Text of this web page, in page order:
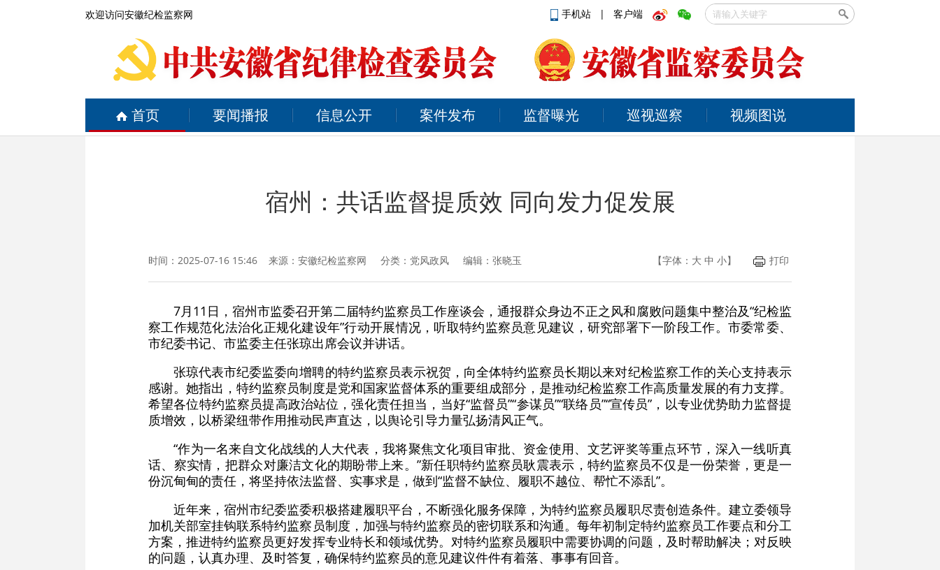
欢迎访问安徽纪检监察网 手机站 | 客户端
首页 要闻播报 信息公开 案件发布 监督曝光 巡视巡察 视频图说
宿州：共话监督提质效 同向发力促发展
时间：2025-07-16 15:46 来源： 安徽纪检监察网 分类：党风政风 编辑：张晓玉 【字体： 大 中 小】 打印
7月11日，宿州市监委召开第二届特约监察员工作座谈会，通报群众身边不正之风和腐败问题集中整治及“纪检监
察工作规范化法治化正规化建设年”行动开展情况，听取特约监察员意见建议，研究部署下一阶段工作。市委常委、
市纪委书记、市监委主任张琼出席会议并讲话。
张琼代表市纪委监委向增聘的特约监察员表示祝贺，向全体特约监察员长期以来对纪检监察工作的关心支持表示
感谢。她指出，特约监察员制度是党和国家监督体系的重要组成部分，是推动纪检监察工作高质量发展的有力支撑。
希望各位特约监察员提高政治站位，强化责任担当，当好“监督员”“参谋员”“联络员”“宣传员”，以专业优势助力监督提
质增效，以桥梁纽带作用推动民声直达，以舆论引导力量弘扬清风正气。
“作为一名来自文化战线的人大代表，我将聚焦文化项目审批、资金使用、文艺评奖等重点环节，深入一线听真
话、察实情，把群众对廉洁文化的期盼带上来。”新任职特约监察员耿震表示，特约监察员不仅是一份荣誉，更是一
份沉甸甸的责任，将坚持依法监督、实事求是，做到“监督不缺位、履职不越位、帮忙不添乱”。
近年来，宿州市纪委监委积极搭建履职平台，不断强化服务保障，为特约监察员履职尽责创造条件。建立委领导
加机关部室挂钩联系特约监察员制度，加强与特约监察员的密切联系和沟通。每年初制定特约监察员工作要点和分工
方案，推进特约监察员更好发挥专业特长和领域优势。对特约监察员履职中需要协调的问题，及时帮助解决；对反映
的问题，认真办理、及时答复，确保特约监察员的意见建议件件有着落、事事有回音。